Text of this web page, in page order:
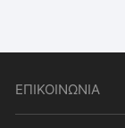
ΕΠΙΚΟΙΝΩΝΙΑ